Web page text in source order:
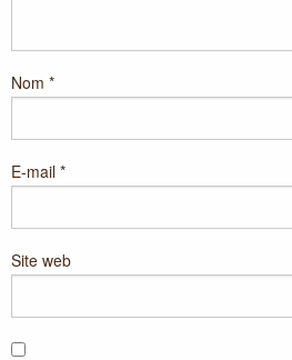
Nom *
E-mail *
Site web